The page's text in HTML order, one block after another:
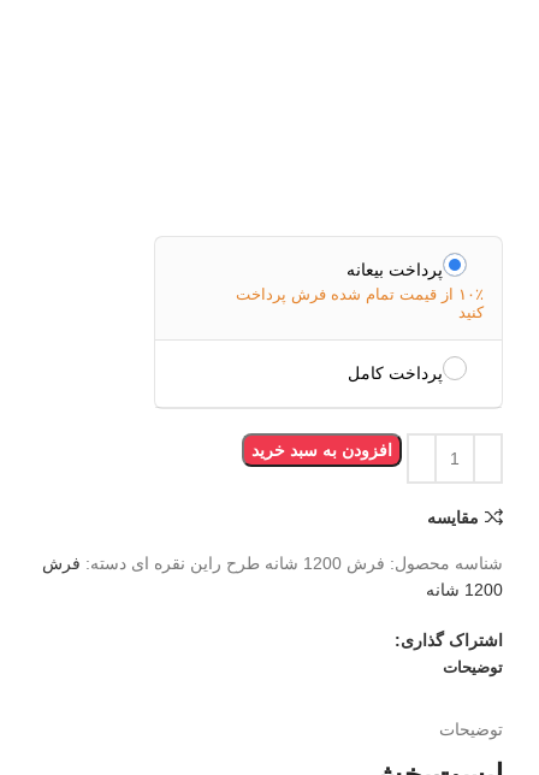
پرداخت بیعانه
۱۰٪ از قیمت تمام شده فرش پرداخت
کنید
پرداخت کامل
افزودن به سبد خرید
مقایسه
شناسه محصول: فرش 1200 شانه طرح راین نقره ای دسته: فرش
1200 شانه
اشتراک گذاری:
توضیحات
توضیحات